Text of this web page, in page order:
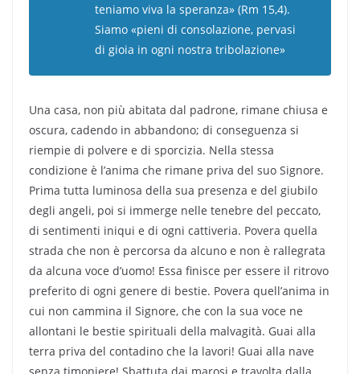
teniamo viva la speranza» (Rm 15,4).
Siamo «pieni di consolazione, pervasi
di gioia in ogni nostra tribolazione»
Una casa, non più abitata dal padrone, rimane chiusa e
oscura, cadendo in abbandono; di conseguenza si
riempie di polvere e di sporcizia. Nella stessa
condizione è l’anima che rimane priva del suo Signore.
Prima tutta luminosa della sua presenza e del giubilo
degli angeli, poi si immerge nelle tenebre del peccato,
di sentimenti iniqui e di ogni cattiveria. Povera quella
strada che non è percorsa da alcuno e non è rallegrata
da alcuna voce d’uomo! Essa finisce per essere il ritrovo
preferito di ogni genere di bestie. Povera quell’anima in
cui non cammina il Signore, che con la sua voce ne
allontani le bestie spirituali della malvagità. Guai alla
terra priva del contadino che la lavori! Guai alla nave